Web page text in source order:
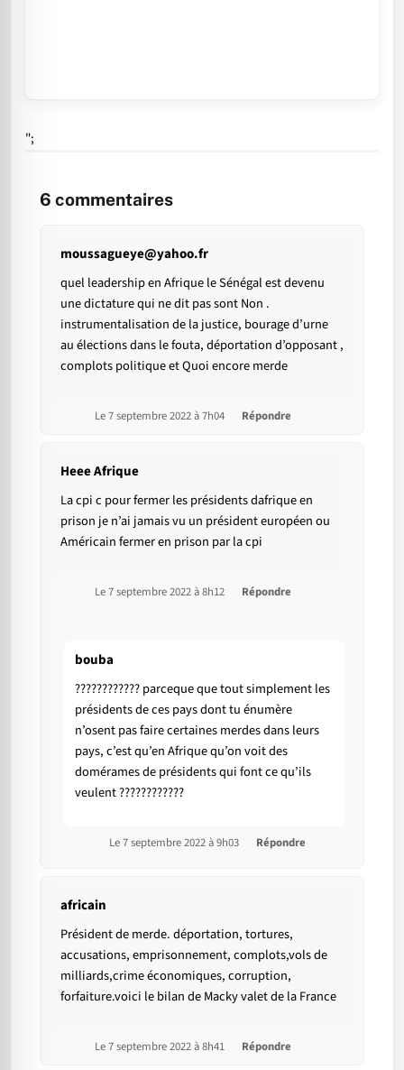
";
6 commentaires
moussagueye@yahoo.fr
quel leadership en Afrique le Sénégal est devenu
une dictature qui ne dit pas sont Non .
instrumentalisation de la justice, bourage d’urne
au élections dans le fouta, déportation d’opposant ,
complots politique et Quoi encore merde
Le 7 septembre 2022 à 7h04 Répondre
Heee Afrique
La cpi c pour fermer les présidents dafrique en
prison je n’ai jamais vu un président européen ou
Américain fermer en prison par la cpi
Le 7 septembre 2022 à 8h12 Répondre
bouba
???????????? parceque que tout simplement les
présidents de ces pays dont tu énumère
n’osent pas faire certaines merdes dans leurs
pays, c’est qu’en Afrique qu’on voit des
domérames de présidents qui font ce qu’ils
veulent ????????????
Le 7 septembre 2022 à 9h03 Répondre
africain
Président de merde. déportation, tortures,
accusations, emprisonnement, complots,vols de
milliards,crime économiques, corruption,
forfaiture.voici le bilan de Macky valet de la France
Le 7 septembre 2022 à 8h41 Répondre